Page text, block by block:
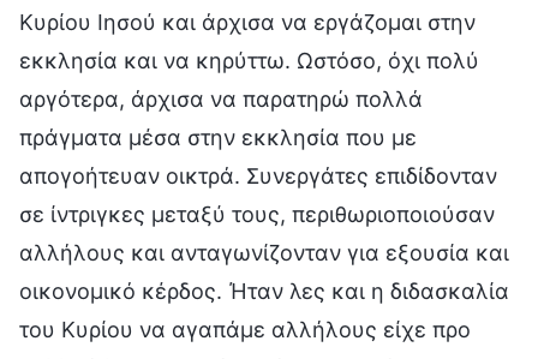
Κυρίου Ιησού και άρχισα να εργάζομαι στην
εκκλησία και να κηρύττω. Ωστόσο, όχι πολύ
αργότερα, άρχισα να παρατηρώ πολλά
πράγματα μέσα στην εκκλησία που με
απογοήτευαν οικτρά. Συνεργάτες επιδίδονταν
σε ίντριγκες μεταξύ τους, περιθωριοποιούσαν
αλλήλους και ανταγωνίζονταν για εξουσία και
οικονομικό κέρδος. Ήταν λες και η διδασκαλία
του Κυρίου να αγαπάμε αλλήλους είχε προ